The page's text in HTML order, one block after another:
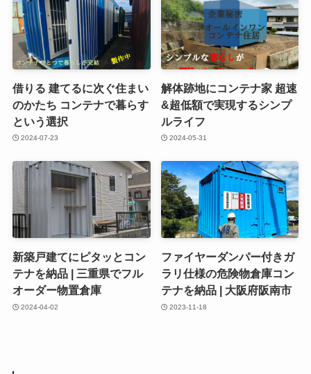
借りる 建てるに次ぐ住まい
のかたち コンテナで暮らす
という選択
2024-07-23
解体跡地にコンテナ家 超速
&超低額で実現するシンプ
ルライフ
2024-05-31
新築戸建てにピタッとコン
テナを納品 | 三重県でフル
オーダー物置倉庫
2024-04-02
ファイヤーダンパー付きガ
ラリ仕様の危険物倉庫コン
テナを納品 | 大阪府阪南市
2023-11-18